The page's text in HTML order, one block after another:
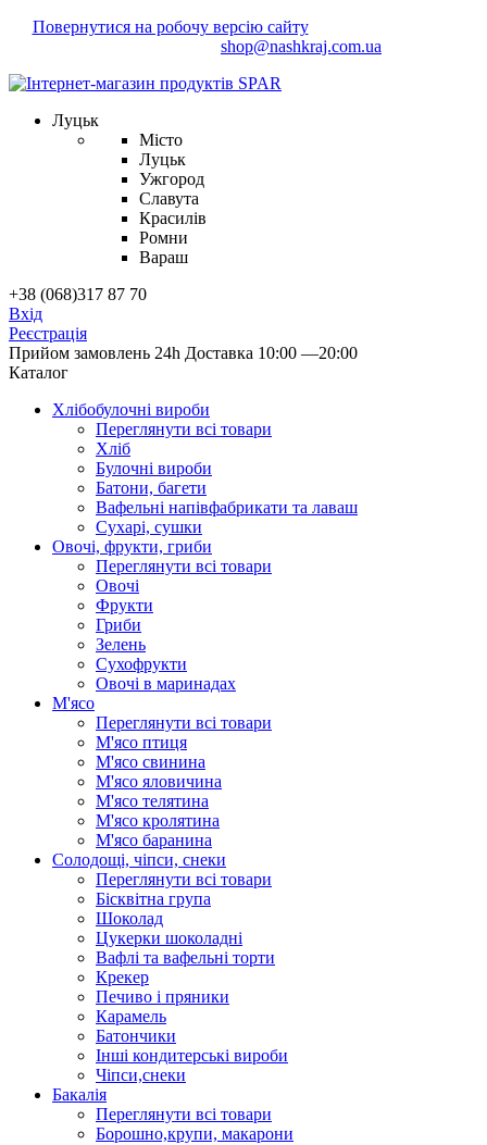
Повернутися на робочу версію сайтуМаєте зауваження?
shop@nashkraj.com.ua
Луцьк
Місто
Луцьк
Ужгород
Славута
Красилів
Ромни
Вараш
+38 (068)317 87 70
Вхід
Реєстрація
Прийом замовлень 24h Доставка 10:00 —20:00
Каталог
Хлібобулочні вироби
Переглянути всі товари
Хліб
Булочні вироби
Батони, багети
Вафельні напівфабрикати та лаваш
Сухарі, сушки
Овочі, фрукти, гриби
Переглянути всі товари
Овочі
Фрукти
Гриби
Зелень
Сухофрукти
Овочі в маринадах
М'ясо
Переглянути всі товари
М'ясо птиця
М'ясо свинина
М'ясо яловичина
М'ясо телятина
М'ясо кролятина
М'ясо баранина
Солодощі, чіпси, снеки
Переглянути всі товари
Бісквітна група
Шоколад
Цукерки шоколадні
Вафлі та вафельні торти
Крекер
Печиво і пряники
Карамель
Батончики
Інші кондитерські вироби
Чіпси,снеки
Бакалія
Переглянути всі товари
Борошно,крупи, макарони